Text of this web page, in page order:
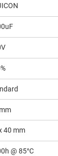
40 mm
@ 85°C